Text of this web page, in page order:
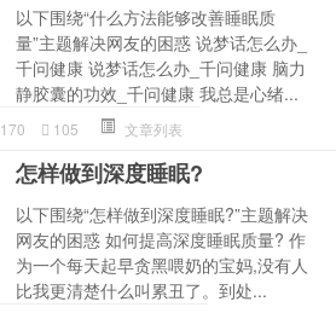
以下围绕“什么方法能够改善睡眠质
量”主题解决网友的困惑 说梦话怎么办_
千问健康 说梦话怎么办_千问健康 脑力
静胶囊的功效_千问健康 我总是心绪...
170 105 文章列表
怎样做到深度睡眠?
以下围绕“怎样做到深度睡眠?”主题解决
网友的困惑 如何提高深度睡眠质量? 作
为一个每天起早贪黑喂奶的宝妈,没有人
比我更清楚什么叫累丑了。到处...